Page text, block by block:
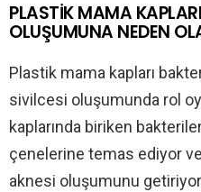
PLASTİK MAMA
OLUŞUMUNA NEDEN
Plastik mama kapları
sivilcesi oluşumunda rol
kaplarında biriken
çenelerine temas ediyor
aknesi oluşumunu